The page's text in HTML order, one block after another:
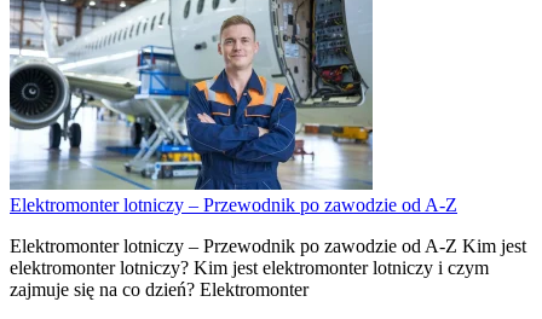
Elektromonter lotniczy – Przewodnik po zawodzie od A-Z
Elektromonter lotniczy – Przewodnik po zawodzie od A-Z Kim jest
elektromonter lotniczy? Kim jest elektromonter lotniczy i czym
zajmuje się na co dzień? Elektromonter